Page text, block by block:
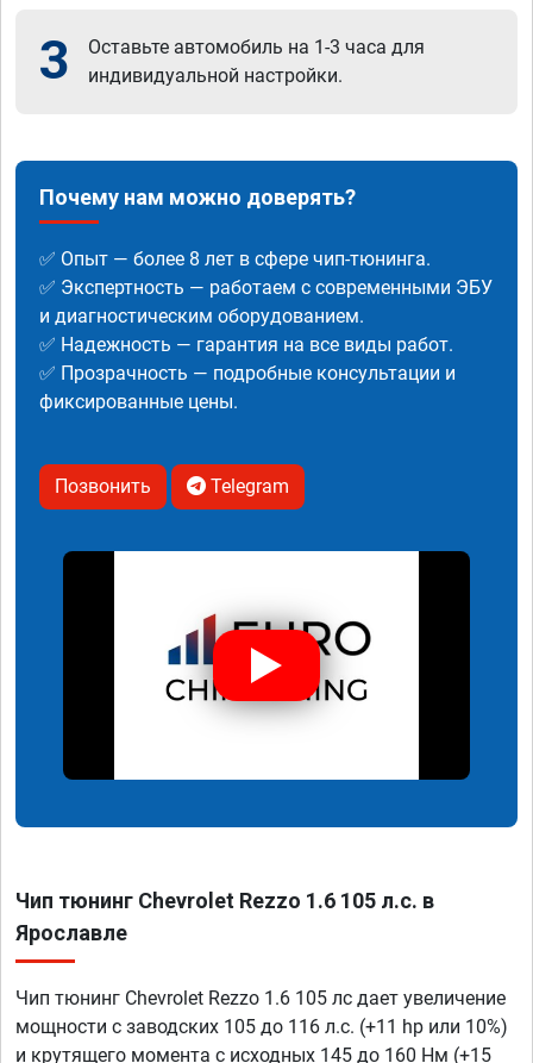
3
Оставьте автомобиль на 1-3 часа для
индивидуальной настройки.
Почему нам можно доверять?
✅ Опыт — более 8 лет в сфере чип-тюнинга.
✅ Экспертность — работаем с современными ЭБУ
и диагностическим оборудованием.
✅ Надежность — гарантия на все виды работ.
✅ Прозрачность — подробные консультации и
фиксированные цены.
Позвонить Telegram
Чип тюнинг Chevrolet Rezzo 1.6 105 л.с. в
Ярославле
Чип тюнинг Chevrolet Rezzo 1.6 105 лс дает увеличение
мощности с заводских 105 до 116 л.с. (+11 hp или 10%)
и крутящего момента с исходных 145 до 160 Нм (+15